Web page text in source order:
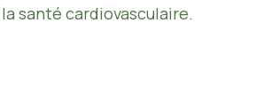
santé cardiovasculaire.